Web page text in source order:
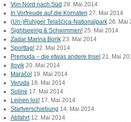
Von Nord nach Süd 28. Mai 2014
In Vorfreude auf die Kornaten 27. Mai 2014
(Un-)Ruhiger Telaŝćica-Nationalpark 26. Mai
Sightseeing & Schwimmen! 25. Mai 2014
Zadar Marina Borik 23. Mai 2014
Sporttag! 22. Mai 2014
Premuda – die etwas andere Insel 21. Mai
Ilovik 20. Mai 2014
Maračol 19. Mai 2014
Veruda 18. Mai 2014
Soline 17. Mai 2014
Leinen los! 17. Mai 2014
Startverschiebung 14. Mai 2014
Abfahrt 12. Mai 2014